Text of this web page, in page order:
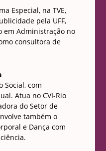
Especial, na TVE,
pela UFF,
em Administração no
consultora de
Social, com
Atua no CVI-Rio
do Setor de
também o
e Dança com